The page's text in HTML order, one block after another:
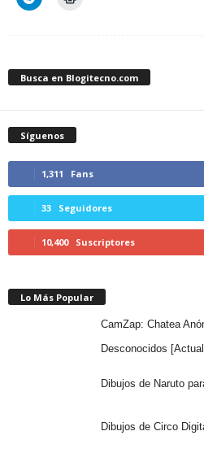
Busca en Blogitecno.com
Síguenos
1,311 Fans
33 Seguidores
10,400 Suscriptores
Lo Más Popular
CamZap: Chatea
Desconocidos
Dibujos de Naruto
Dibujos de Circo